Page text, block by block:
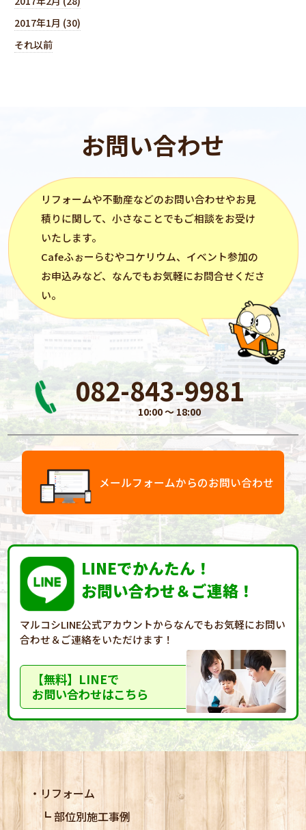
2017年1月 (30)
それ以前
お問い合わせ
リフォームや不動産などのお問い合わせやお見
積りに関して、小さなことでもご相談をお受け
いたします。
Cafeふぉーらむやコケリウム、イベント参加の
お申込みなど、なんでもお気軽にお問合せくださ
い。
082-843-9981
10:00 〜 18:00
メールフォームからのお問い合わせ
LINEでかんたん！
お問い合わせ＆ご連絡！
マルコシLINE公式アカウントからなんでもお気軽にお問い
合わせ＆ご連絡をいただけます！
【無料】LINEで
お問い合わせはこちら
リフォーム
部位別施工事例